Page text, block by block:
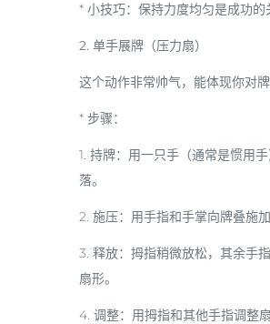
* 小技巧：保持力度均匀是成功的
2. 单手展牌（压力扇）
这个动作非常帅气，能体现你对牌
* 步骤：
1. 持牌：用一只手（通常是惯用
落。
2. 施压：用手指和手掌向牌叠施
3. 释放：拇指稍微放松，其余手
扇形。
4. 调整：用拇指和其他手指调整